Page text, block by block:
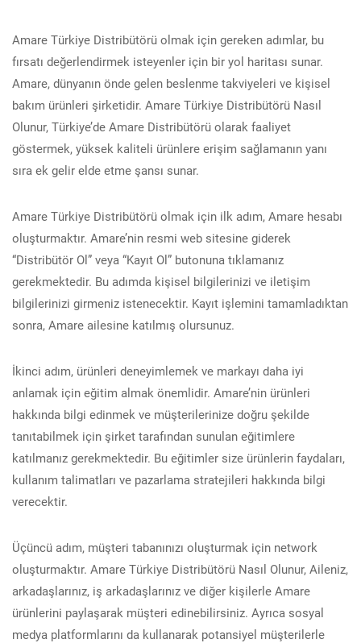
Amare Türkiye Distribütörü olmak için gereken adımlar, bu
fırsatı değerlendirmek isteyenler için bir yol haritası sunar.
Amare, dünyanın önde gelen beslenme takviyeleri ve kişisel
bakım ürünleri şirketidir. Amare Türkiye Distribütörü Nasıl
Olunur, Türkiye’de Amare Distribütörü olarak faaliyet
göstermek, yüksek kaliteli ürünlere erişim sağlamanın yanı
sıra ek gelir elde etme şansı sunar.
Amare Türkiye Distribütörü olmak için ilk adım, Amare hesabı
oluşturmaktır. Amare’nin resmi web sitesine giderek
“Distribütör Ol” veya “Kayıt Ol” butonuna tıklamanız
gerekmektedir. Bu adımda kişisel bilgilerinizi ve iletişim
bilgilerinizi girmeniz istenecektir. Kayıt işlemini tamamladıktan
sonra, Amare ailesine katılmış olursunuz.
İkinci adım, ürünleri deneyimlemek ve markayı daha iyi
anlamak için eğitim almak önemlidir. Amare’nin ürünleri
hakkında bilgi edinmek ve müşterilerinize doğru şekilde
tanıtabilmek için şirket tarafından sunulan eğitimlere
katılmanız gerekmektedir. Bu eğitimler size ürünlerin faydaları,
kullanım talimatları ve pazarlama stratejileri hakkında bilgi
verecektir.
Üçüncü adım, müşteri tabanınızı oluşturmak için network
oluşturmaktır. Amare Türkiye Distribütörü Nasıl Olunur, Aileniz,
arkadaşlarınız, iş arkadaşlarınız ve diğer kişilerle Amare
ürünlerini paylaşarak müşteri edinebilirsiniz. Ayrıca sosyal
medya platformlarını da kullanarak potansiyel müşterilerle